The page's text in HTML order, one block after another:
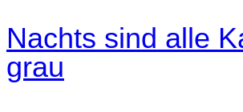
Nachts sind alle
grau